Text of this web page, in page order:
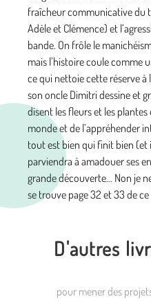
fraîcheur communicative du
Adèle et Clémence) et
bande. On frôle le
mais l’histoire coule comme
ce qui nettoie cette réserve à
son oncle Dimitri dessine et
disent les fleurs et les
monde et de l’appréhender
tout est bien qui finit bien (et
parviendra à amadouer ses
grande découverte… Non je
se trouve page 32 et 33 de
D'autres
pour mener des